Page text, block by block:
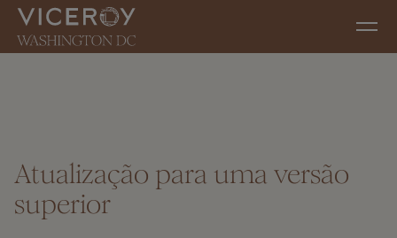
Ir diretamente para o conteúdo principal
Atualização para uma versão
superior